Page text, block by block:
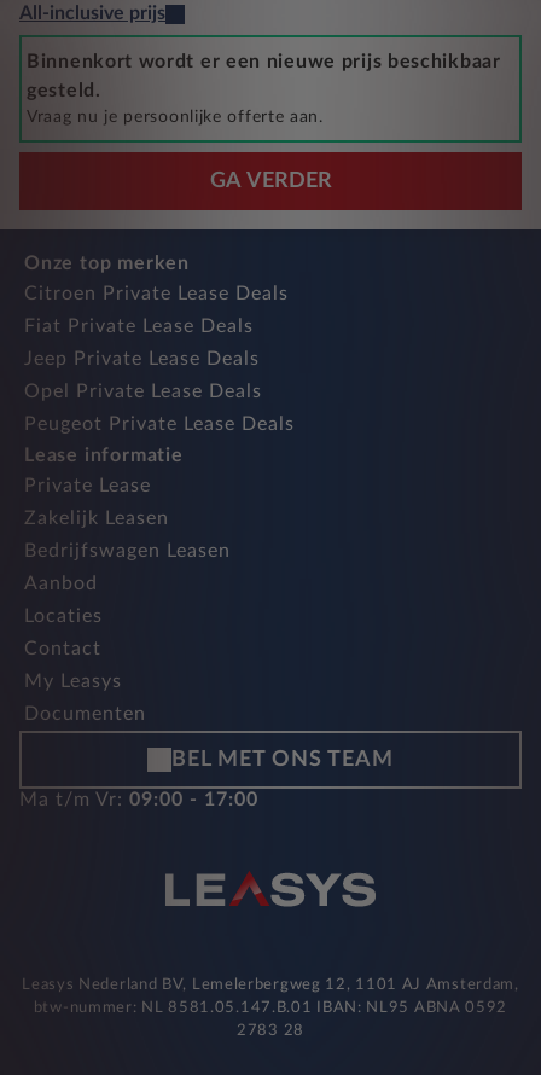
All-inclusive prijs
Binnenkort wordt er een nieuwe prijs beschikbaar
gesteld.
Vraag nu je persoonlijke offerte aan.
GA VERDER
Onze top merken
Citroen Private Lease Deals
Fiat Private Lease Deals
Jeep Private Lease Deals
Opel Private Lease Deals
Peugeot Private Lease Deals
Lease informatie
Private Lease
Zakelijk Leasen
Bedrijfswagen Leasen
Aanbod
Locaties
Contact
My Leasys
Documenten
BEL MET ONS TEAM
Ma t/m Vr: 09:00 - 17:00
Leasys Nederland BV, Lemelerbergweg 12, 1101 AJ Amsterdam,
btw-nummer: NL 8581.05.147.B.01 IBAN: NL95 ABNA 0592
2783 28